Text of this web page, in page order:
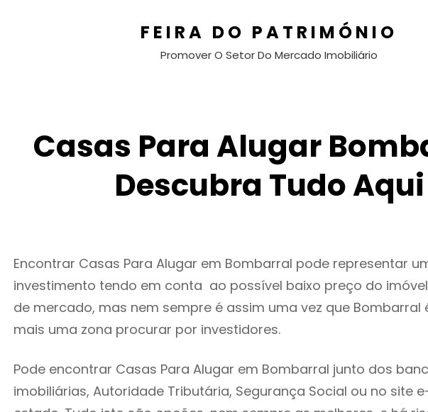
FEIRA DO PATRIMÓNIO
Promover O Setor Do Mercado Imobiliário
Casas Para Alugar
Descubra Tudo Aqui
Encontrar Casas Para Alugar em Bombarral pode representar
investimento tendo em conta ao possível baixo preço do
de mercado, mas nem sempre é assim uma vez que Bombarral
mais uma zona procurar por investidores.
Pode encontrar Casas Para Alugar em Bombarral junto dos
imobiliárias, Autoridade Tributária, Segurança Social ou no site